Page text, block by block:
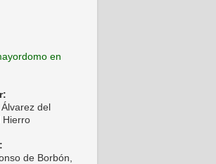
en
del
Hierro
de Borbón,